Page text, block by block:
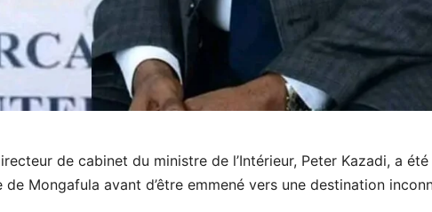
de cabinet du ministre de l’Intérieur, Peter Kazadi, a été
Mongafula avant d’être emmené vers une destination